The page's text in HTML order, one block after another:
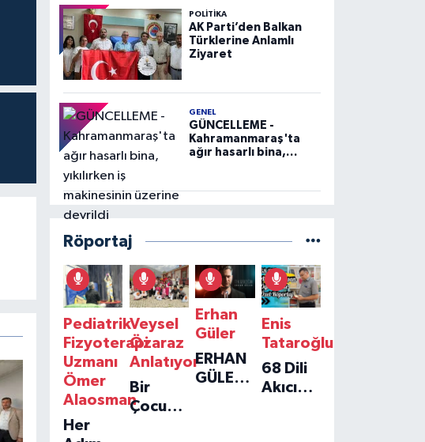
POLITIKA
AK Parti’den Balkan
Türklerine Anlamlı
Ziyaret
GENEL
GÜNCELLEME -
Kahramanmaraş'ta
ağır hasarlı bina,
devrildi
Röportaj
Pediatrik
Fizyoterapi
Uzmanı
Ömer
Alaosman
Her
Veysel
Özaraz
Anlatıyor
Bir
Çocuğun
Erhan
Güler
ERHAN
GÜLER'IN
Enis
Tataroğlu
68 Dili
Akıcı